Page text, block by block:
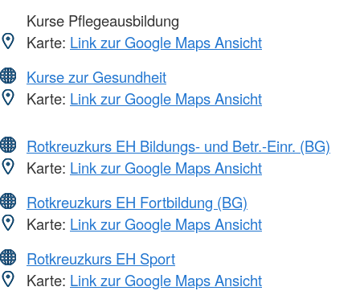
Kurse Pflegeausbildung
Karte: Link zur Google Maps Ansicht
Kurse zur Gesundheit
Karte: Link zur Google Maps Ansicht
Rotkreuzkurs EH Bildungs- und Betr.-Einr. (BG)
Karte: Link zur Google Maps Ansicht
Rotkreuzkurs EH Fortbildung (BG)
Karte: Link zur Google Maps Ansicht
Rotkreuzkurs EH Sport
Karte: Link zur Google Maps Ansicht